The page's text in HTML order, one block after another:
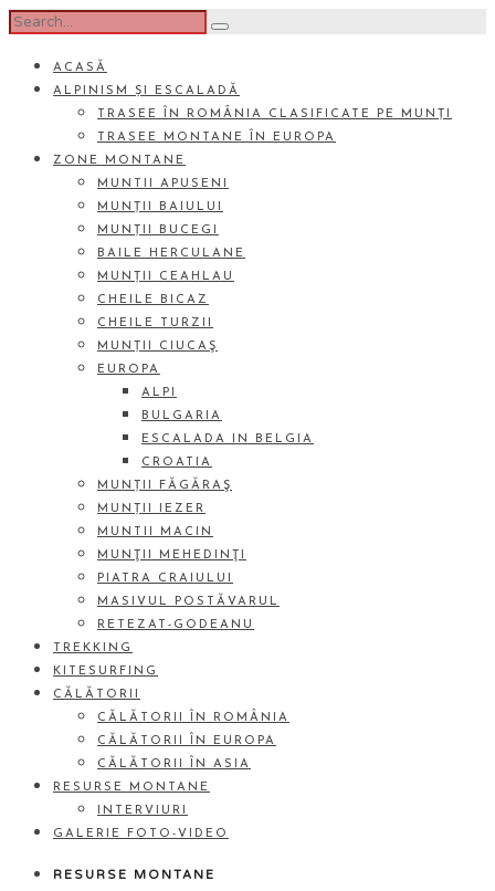
ACASĂ
ALPINISM ȘI ESCALADĂ
TRASEE ÎN ROMÂNIA CLASIFICATE PE MUNȚI
TRASEE MONTANE ÎN EUROPA
ZONE MONTANE
MUNTII APUSENI
MUNȚII BAIULUI
MUNȚII BUCEGI
BAILE HERCULANE
MUNȚII CEAHLAU
CHEILE BICAZ
CHEILE TURZII
MUNȚII CIUCAŞ
EUROPA
ALPI
BULGARIA
ESCALADA IN BELGIA
CROATIA
MUNȚII FĂGĂRAŞ
MUNȚII IEZER
MUNTII MACIN
MUNŢII MEHEDINŢI
PIATRA CRAIULUI
MASIVUL POSTĂVARUL
RETEZAT-GODEANU
TREKKING
KITESURFING
CĂLĂTORII
CĂLĂTORII ÎN ROMÂNIA
CĂLĂTORII ÎN EUROPA
CĂLĂTORII ÎN ASIA
RESURSE MONTANE
INTERVIURI
GALERIE FOTO-VIDEO
RESURSE MONTANE